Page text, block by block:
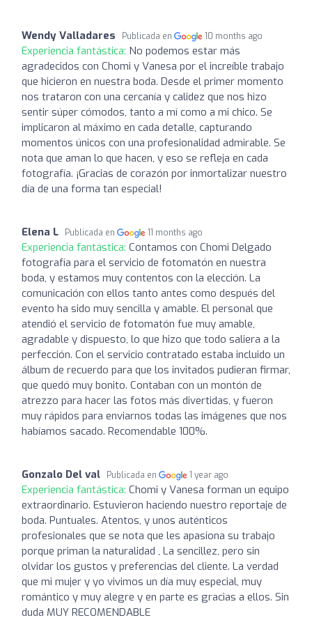
Wendy Valladares Publicada en 10 months ago
Experiencia fantástica: No podemos estar más
agradecidos con Chomi y Vanesa por el increíble trabajo
que hicieron en nuestra boda. Desde el primer momento
nos trataron con una cercanía y calidez que nos hizo
sentir súper cómodos, tanto a mí como a mi chico. Se
implicaron al máximo en cada detalle, capturando
momentos únicos con una profesionalidad admirable. Se
nota que aman lo que hacen, y eso se refleja en cada
fotografía. ¡Gracias de corazón por inmortalizar nuestro
día de una forma tan especial!
Elena L Publicada en 11 months ago
Experiencia fantástica: Contamos con Chomi Delgado
fotografía para el servicio de fotomatón en nuestra
boda, y estamos muy contentos con la elección. La
comunicación con ellos tanto antes como después del
evento ha sido muy sencilla y amable. El personal que
atendió el servicio de fotomatón fue muy amable,
agradable y dispuesto, lo que hizo que todo saliera a la
perfección. Con el servicio contratado estaba incluido un
álbum de recuerdo para que los invitados pudieran firmar,
que quedó muy bonito. Contaban con un montón de
atrezzo para hacer las fotos más divertidas, y fueron
muy rápidos para enviarnos todas las imágenes que nos
habíamos sacado. Recomendable 100%.
Gonzalo Del val Publicada en 1 year ago
Experiencia fantástica: Chomi y Vanesa forman un equipo
extraordinario. Estuvieron haciendo nuestro reportaje de
boda. Puntuales. Atentos, y unos auténticos
profesionales que se nota que les apasiona su trabajo
porque priman la naturalidad , La sencillez, pero sin
olvidar los gustos y preferencias del cliente. La verdad
que mi mujer y yo vivimos un día muy especial, muy
romántico y muy alegre y en parte es gracias a ellos. Sin
duda MUY RECOMENDABLE